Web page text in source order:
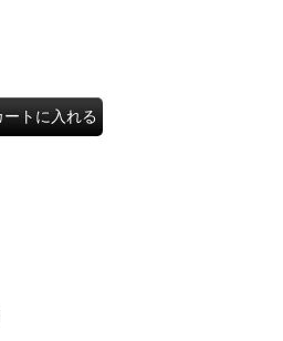
ートに入れる